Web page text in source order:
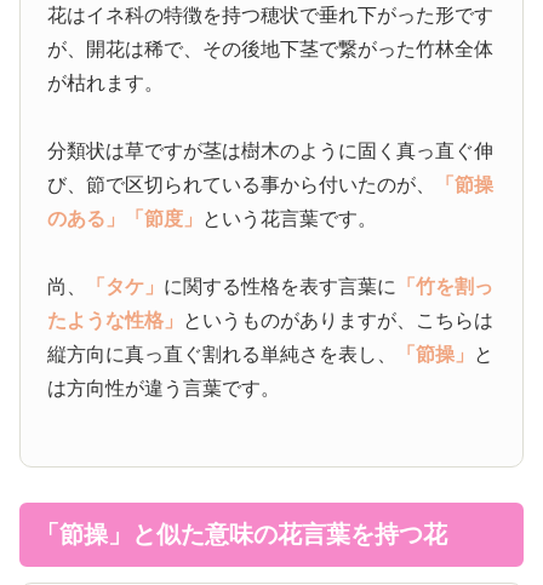
花はイネ科の特徴を持つ穂状で垂れ下がった形です
が、開花は稀で、その後地下茎で繋がった竹林全体
が枯れます。
分類状は草ですが茎は樹木のように固く真っ直ぐ伸
び、節で区切られている事から付いたのが、
「節操
のある」
「節度」 という花言葉です。
尚、 「タケ」 に関する性格を表す言葉に
「竹を割っ
たような性格」 というものがありますが、こちらは
縦方向に真っ直ぐ割れる単純さを表し、
「節操」 と
は方向性が違う言葉です。
「節操」と似た意味の花言葉を持つ花